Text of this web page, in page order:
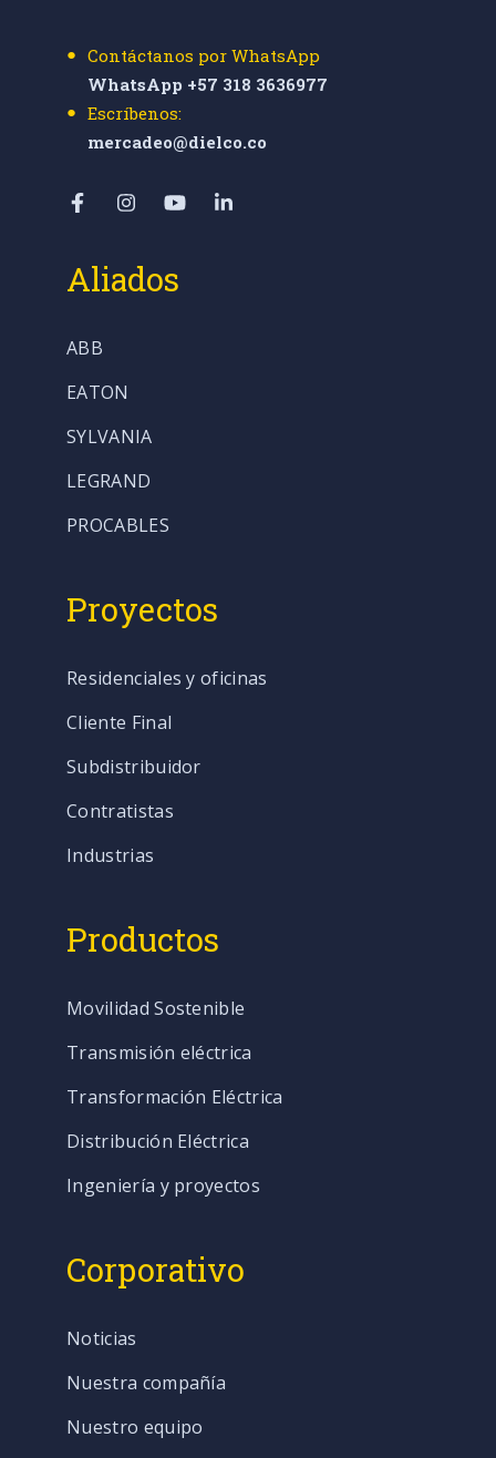
Contáctanos por WhatsApp
WhatsApp +57 318 3636977
Escríbenos:
mercadeo@dielco.co
Aliados
ABB
EATON
SYLVANIA
LEGRAND
PROCABLES
Proyectos
Residenciales y oficinas
Cliente Final
Subdistribuidor
Contratistas
Industrias
Productos
Movilidad Sostenible
Transmisión eléctrica
Transformación Eléctrica
Distribución Eléctrica
Ingeniería y proyectos
Corporativo
Noticias
Nuestra compañía
Nuestro equipo